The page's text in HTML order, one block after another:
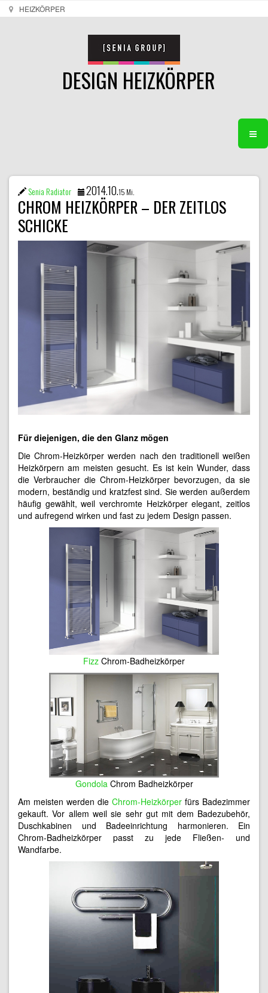
HEIZKÖRPER
DESIGN HEIZKÖRPER
Senia Radiator 2014.10.15 Mi.
CHROM HEIZKÖRPER – DER ZEITLOS
SCHICKE
Für diejenigen, die den Glanz mögen
Die Chrom-Heizkörper werden nach den traditionell weißen
Heizkörpern am meisten gesucht. Es ist kein Wunder, dass
die Verbraucher die Chrom-Heizkörper bevorzugen, da sie
modern, beständig und kratzfest sind. Sie werden außerdem
häufig gewählt, weil verchromte Heizkörper elegant, zeitlos
und aufregend wirken und fast zu jedem Design passen.
Fizz Chrom-Badheizkörper
GondolaChrom Badheizkörper
Am meisten werden die Chrom-Heizkörper fürs Badezimmer
gekauft. Vor allem weil sie sehr gut mit dem Badezubehör,
Duschkabinen und Badeeinrichtung harmonieren. Ein
Chrom-Badheizkörper passt zu jede Fließen- und
Wandfarbe.